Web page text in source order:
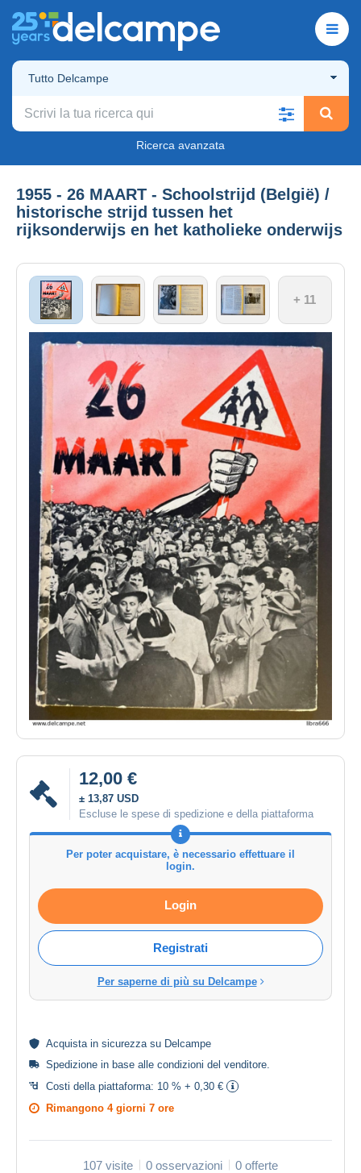
Tutto Delcampe
Ricerca avanzata
1955 - 26 MAART - Schoolstrijd (België) /
historische strijd tussen het
rijksonderwijs en het katholieke onderwijs
+ 11
12,00 €
± 13,87 USD
Escluse le spese di spedizione e della piattaforma
Per poter acquistare, è necessario effettuare il
login.
Login
Registrati
Per saperne di più su Delcampe
Acquista in sicurezza su Delcampe
Spedizione in base alle condizioni del venditore
Costi della piattaforma: 10 % + 0,30 €
Rimangono 4 giorni 7 ore
107 visite 0 osservazioni 0 offerte